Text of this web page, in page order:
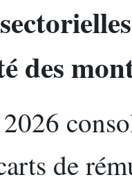
des
2026
de